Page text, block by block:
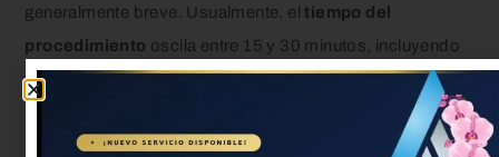
generalmente breve. Usualmente, el tiempo del
procedimiento oscila entre 15 y 30 minutos, incluyendo
tanto la preparación como el escaneo real. Si se utiliza
contraste o el caso presenta particularidades, el tiempo
puede variar ligeramente. Resulta fundamental seguir al